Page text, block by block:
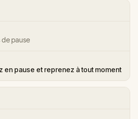
de pause
en pause et reprenez à tout moment